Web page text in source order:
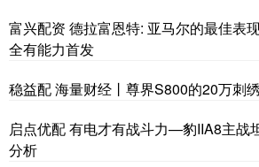
富兴配资 德拉富恩特: 亚马尔的最佳表
全有能力首发
稳益配 海量财经丨尊界S800的20万刺
启点优配 有电才有战斗力—豹IIA8主战
分析